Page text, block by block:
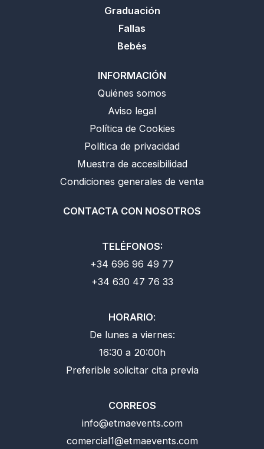
Graduación
Fallas
Bebés
INFORMACIÓN
Quiénes somos
Aviso legal
Política de Cookies
Política de privacidad
Muestra de accesibilidad
Condiciones generales de venta
CONTACTA CON NOSOTROS
TELÉFONOS:
+34 696 96 49 77
+34 630 47 76 33
HORARIO:
De lunes a viernes:
16:30 a 20:00h
Preferible solicitar cita previa
CORREOS
info@etmaevents.com
comercial1@etmaevents.com